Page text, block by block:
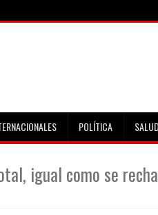
POLÍTICA SALUD
igual como se